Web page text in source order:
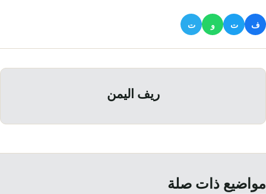
ف ت و ت
ريف اليمن
مواضيع ذات صلة